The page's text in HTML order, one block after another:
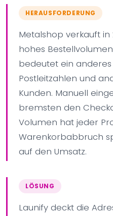
HERAUSFORDERUNG
Metalshop verkauft
hohes
bedeutet ein
Postleitzahlen und
Kunden. Manuell
bremsten den
Volumen hat jeder
Warenkorbabbruch
auf den Umsatz.
LÖSUNG
Launify deckt die